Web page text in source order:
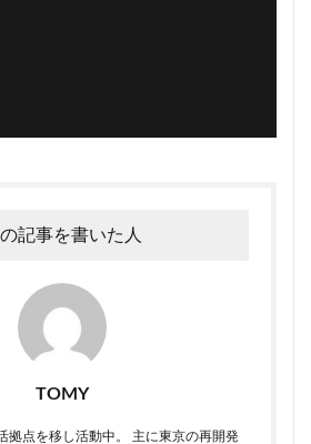
記事を書いた人
TOMY
拠点を移し活動中。 主に東京の再開発